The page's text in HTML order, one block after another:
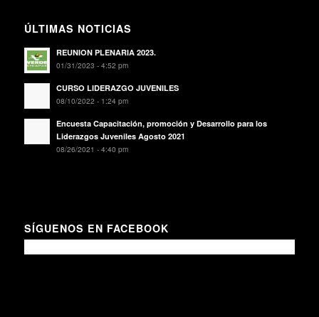
ÚLTIMAS NOTICIAS
REUNION PLENARIA 2023.
01/31/2023 - 4:52 pm
CURSO LIDERAZGO JUVENILES
08/10/2022 - 1:24 pm
Encuesta Capacitación, promoción y Desarrollo para los
Liderazgos Juveniles Agosto 2021
08/26/2021 - 4:40 pm
SÍGUENOS EN FACEBOOK